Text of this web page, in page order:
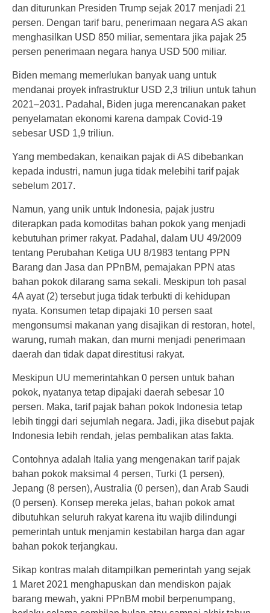
dan diturunkan Presiden Trump sejak 2017 menjadi 21
persen. Dengan tarif baru, penerimaan negara AS akan
menghasilkan USD 850 miliar, sementara jika pajak 25
persen penerimaan negara hanya USD 500 miliar.
Biden memang memerlukan banyak uang untuk
mendanai proyek infrastruktur USD 2,3 triliun untuk tahun
2021–2031. Padahal, Biden juga merencanakan paket
penyelamatan ekonomi karena dampak Covid-19
sebesar USD 1,9 triliun.
Yang membedakan, kenaikan pajak di AS dibebankan
kepada industri, namun juga tidak melebihi tarif pajak
sebelum 2017.
Namun, yang unik untuk Indonesia, pajak justru
diterapkan pada komoditas bahan pokok yang menjadi
kebutuhan primer rakyat. Padahal, dalam UU 49/2009
tentang Perubahan Ketiga UU 8/1983 tentang PPN
Barang dan Jasa dan PPnBM, pemajakan PPN atas
bahan pokok dilarang sama sekali. Meskipun toh pasal
4A ayat (2) tersebut juga tidak terbukti di kehidupan
nyata. Konsumen tetap dipajaki 10 persen saat
mengonsumsi makanan yang disajikan di restoran, hotel,
warung, rumah makan, dan murni menjadi penerimaan
daerah dan tidak dapat direstitusi rakyat.
Meskipun UU memerintahkan 0 persen untuk bahan
pokok, nyatanya tetap dipajaki daerah sebesar 10
persen. Maka, tarif pajak bahan pokok Indonesia tetap
lebih tinggi dari sejumlah negara. Jadi, jika disebut pajak
Indonesia lebih rendah, jelas pembalikan atas fakta.
Contohnya adalah Italia yang mengenakan tarif pajak
bahan pokok maksimal 4 persen, Turki (1 persen),
Jepang (8 persen), Australia (0 persen), dan Arab Saudi
(0 persen). Konsep mereka jelas, bahan pokok amat
dibutuhkan seluruh rakyat karena itu wajib dilindungi
pemerintah untuk menjamin kestabilan harga dan agar
bahan pokok terjangkau.
Sikap kontras malah ditampilkan pemerintah yang sejak
1 Maret 2021 menghapuskan dan mendiskon pajak
barang mewah, yakni PPnBM mobil berpenumpang,